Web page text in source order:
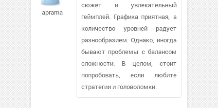
apramanick174
сюжет и увлекательный
геймплей. Графика приятная, а
количество уровней радует
разнообразием. Однако, иногда
бывают проблемы с балансом
сложности. В целом, стоит
попробовать, если любите
стратегии и головоломки.